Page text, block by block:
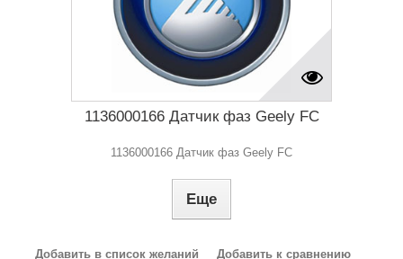
1136000166 Датчик фаз Geely FC
1136000166 Датчик фаз Geely FC
Еще
Добавить в список желаний Добавить к сравнению